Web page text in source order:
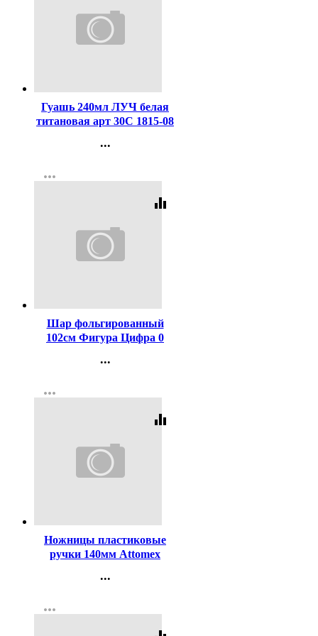
Гуашь 240мл ЛУЧ белая
титановая арт 30С 1815-08
...
Регистрация
more_horiz
equalizer
Шар фольгированный
102см Фигура Цифра 0
...
Регистрация
more_horiz
equalizer
Ножницы пластиковые
ручки 140мм Attomex
...
Регистрация
more_horiz